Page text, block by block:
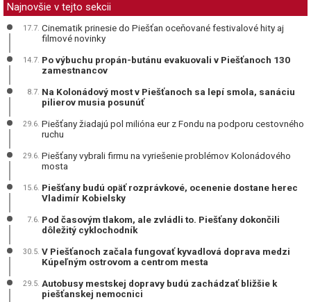
Najnovšie v tejto sekcii
17.7. Cinematik prinesie do Piešťan oceňované festivalové hity aj
filmové novinky
14.7. Po výbuchu propán-butánu evakuovali v Piešťanoch 130
zamestnancov
8.7. Na Kolonádový most v Piešťanoch sa lepí smola, sanáciu
pilierov musia posunúť
29.6. Piešťany žiadajú pol milióna eur z Fondu na podporu cestovného
ruchu
29.6. Piešťany vybrali firmu na vyriešenie problémov Kolonádového
mosta
15.6. Piešťany budú opäť rozprávkové, ocenenie dostane herec
Vladimír Kobielsky
7.6. Pod časovým tlakom, ale zvládli to. Piešťany dokončili
dôležitý cyklochodník
30.5. V Piešťanoch začala fungovať kyvadlová doprava medzi
Kúpeľným ostrovom a centrom mesta
29.5. Autobusy mestskej dopravy budú zachádzať bližšie k
piešťanskej nemocnici